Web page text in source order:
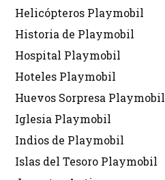
Helicópteros Playmobil
Historia de Playmobil
Hospital Playmobil
Hoteles Playmobil
Huevos Sorpresa Playmobil
Iglesia Playmobil
Indios de Playmobil
Islas del Tesoro Playmobil